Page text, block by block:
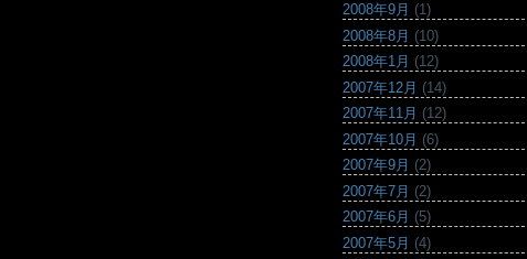
2008年9月 (1)
2008年8月 (10)
2008年1月 (12)
2007年12月 (14)
2007年11月 (12)
2007年10月 (6)
2007年9月 (2)
2007年7月 (2)
2007年6月 (5)
2007年5月 (4)